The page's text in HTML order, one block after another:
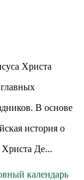
Христа
В основе
история о
Де...
календарь